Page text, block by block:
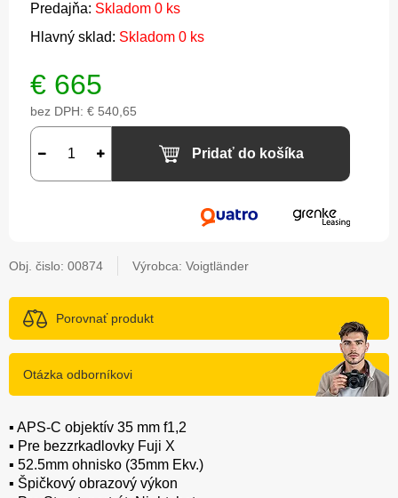
Predajňa: Skladom 0 ks
Hlavný sklad: Skladom 0 ks
€ 665
bez DPH: € 540,65
Pridať do košíka
Obj. čislo: 00874 Výrobca: Voigtländer
Porovnať produkt
Otázka odborníkovi
▪️ APS-C objektív 35 mm f1,2
▪️ Pre bezzrkadlovky Fuji X
▪️ 52.5mm ohnisko (35mm Ekv.)
▪️ Špičkový obrazový výkon